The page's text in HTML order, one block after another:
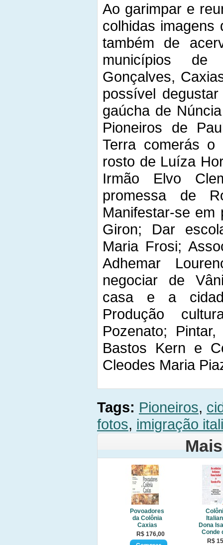
Ao garimpar e
colhidas imagens
também de
municípios
Gonçalves,
possível
gaúcha de
Pioneiros de
Terra comerás
rosto de Luíza
Irmão Elvo
promessa de
Manifestar-se em
Giron; Dar
Maria Frosi;
Adhemar
negociar de
casa e a
Produção
Pozenato;
Bastos Kern e
Cleodes Maria
Tags: Pioneiros,
fotos, imigração
Povoadores
da Colônia
Caxias
R$ 176,00
Dona
Conde
R$